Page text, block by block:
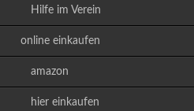
Hilfe im Verein
online einkaufen
amazon
hier einkaufen